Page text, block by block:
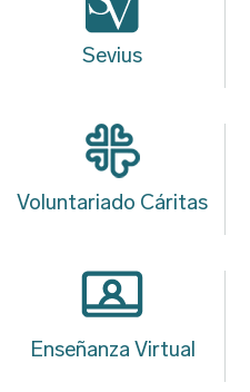
Sevius
Voluntariado Cáritas
Enseñanza Virtual